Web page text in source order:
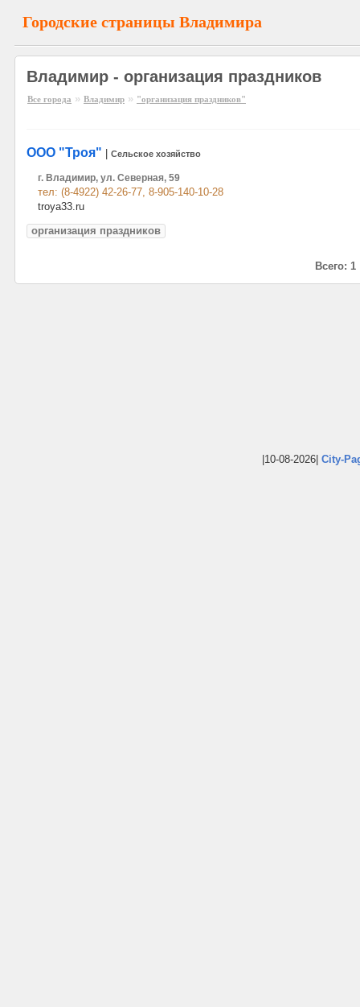
Городские страницы Владимира
Владимир - организация праздников
Все города » Владимир » "организация праздников"
ООО "Троя" Сельское хозяйство
г. Владимир, ул. Северная, 59
тел: (8-4922) 42-26-77, 8-905-140-10-28
troya33.ru
организация праздников
Всего: 1
|10-08-2026| City-